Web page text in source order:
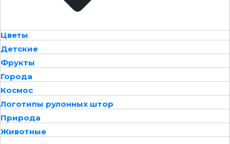
Цветы
Детские
Фрукты
Города
Космос
Логотипы рулонных штор
Природа
Животные